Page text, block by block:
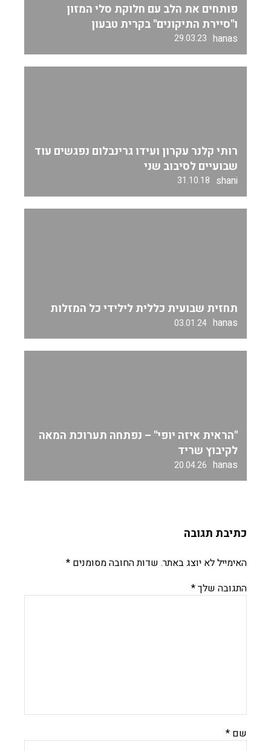
פותחים את הלב עם חלוקת סלי המזון
ו"סיירת התיקונים" בקרית טבעון
hanas
29.03.23
רותי קלנר עקרון ועידו גרינבלום נפגשים עוד
שבועיים לסיבוב שני
shani
31.10.18
תחזית שבועית כללית לילידי כל המזלות
hanas
03.01.24
"הראית איזה יופי" – נפתחה תערוכת המאה
לקיבוץ שריד
hanas
20.04.26
כתיבת תגובה
האימייל לא יוצג באתר. שדות החובה מסומנים *
התגובה שלך*
שם *